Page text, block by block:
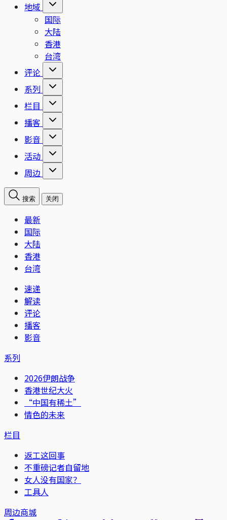
地域
国际
大陆
香港
台湾
评论
系列
栏目
播客
影音
活动
周边
搜索 关闭
最新
国际
大陆
香港
台湾
速递
解读
评论
播客
影音
系列
2026伊朗战争
香港世纪大火
“中国有稀土”
情色的未来
栏目
返工这回事
不重磅记者自留地
女人没有国家？
工具人
周边商城